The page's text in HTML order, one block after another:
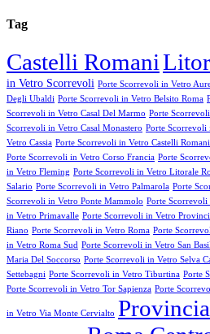
Tag
Castelli Romani
in Vetro Scorrevoli Porte Scorrevoli in Vetro
Degli Ubaldi Porte Scorrevoli in Vetro Belsito Roma
Scorrevoli in Vetro Casal Del Marmo Porte
Scorrevoli in Vetro Casal Monastero Porte Scorrevoli
Vetro Cassia Porte Scorrevoli in Vetro Castelli Romani
Porte Scorrevoli in Vetro Corso Francia Porte
in Vetro Fleming Porte Scorrevoli in Vetro Litorale
Salario Porte Scorrevoli in Vetro Palmarola Porte
Scorrevoli in Vetro Ponte Mammolo Porte Scorrevoli
in Vetro Primavalle Porte Scorrevoli in Vetro
Riano Porte Scorrevoli in Vetro Roma Porte
in Vetro Roma Sud Porte Scorrevoli in Vetro San
Maria Del Soccorso Porte Scorrevoli in Vetro Selva
Settebagni Porte Scorrevoli in Vetro Tiburtina Porte
Porte Scorrevoli in Vetro Tor Sapienza Porte
in Vetro Via Monte Cervialto